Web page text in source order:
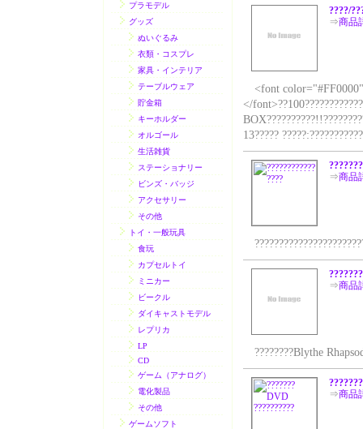
プラモデル
グッズ
ぬいぐるみ
衣類・コスプレ
家具・インテリア
テーブルウェア
貯金箱
キーホルダー
オルゴール
生活雑貨
ステーショナリー
ビンズ・バッジ
アクセサリー
その他
トイ・一般玩具
食玩
カプセルトイ
ミニカー
ビークル
ダイキャストモデル
レプリカ
LP
CD
ゲーム（アナログ）
電化製品
その他
ゲームソフト
????/
⇒商品
<font
</
13?????
⇒商品
⇒商品
????????Blythe
⇒商品